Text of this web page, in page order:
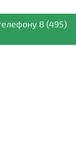
8 (495)